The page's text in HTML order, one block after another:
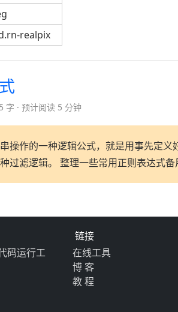
realpix
字 预计阅读 5 分钟
操作的一种逻辑公式，就是用事先定
过滤逻辑。 整理一些常用正则表达式备
码运行工
链接
在线工具
博 客
教 程